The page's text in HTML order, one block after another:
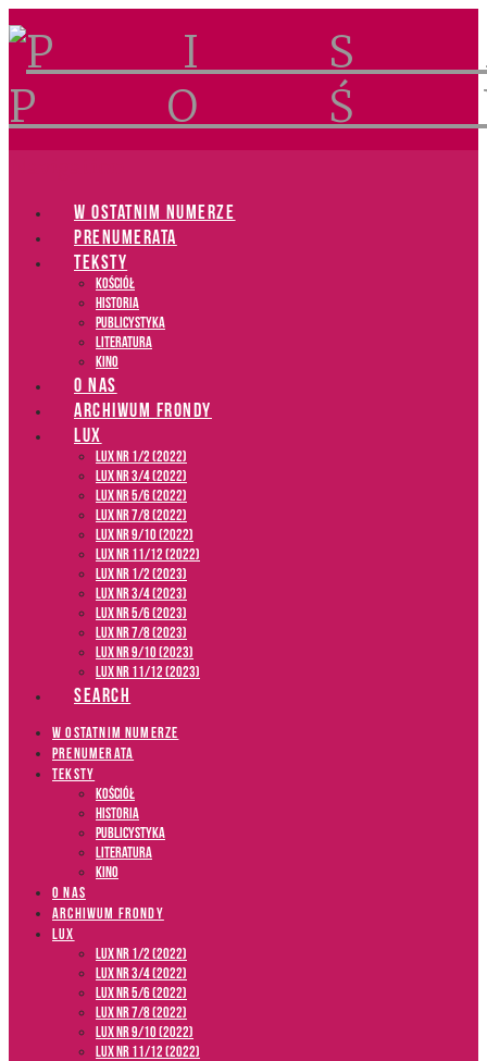
W OSTATNIM NUMERZE
PRENUMERATA
TEKSTY
Kościół
Historia
Publicystyka
Literatura
Kino
O NAS
ARCHIWUM FRONDY
LUX
LUX NR 1/2 (2022)
LUX NR 3/4 (2022)
LUX NR 5/6 (2022)
LUX NR 7/8 (2022)
LUX nr 9/10 (2022)
LUX NR 11/12 (2022)
LUX NR 1/2 (2023)
LUX NR 3/4 (2023)
LUX NR 5/6 (2023)
LUX NR 7/8 (2023)
LUX NR 9/10 (2023)
LUX NR 11/12 (2023)
SEARCH
W OSTATNIM NUMERZE
PRENUMERATA
TEKSTY
Kościół
Historia
Publicystyka
Literatura
Kino
O NAS
ARCHIWUM FRONDY
LUX
LUX NR 1/2 (2022)
LUX NR 3/4 (2022)
LUX NR 5/6 (2022)
LUX NR 7/8 (2022)
LUX nr 9/10 (2022)
LUX NR 11/12 (2022)